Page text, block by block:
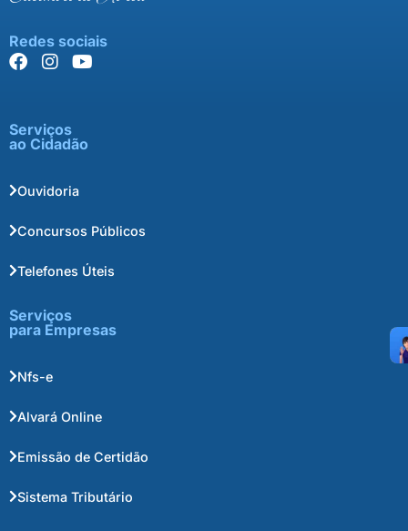
Redes sociais
Serviços
ao Cidadão
Ouvidoria
Concursos Públicos
Telefones Úteis
Serviços
para Empresas
Nfs-e
Alvará Online
Emissão de Certidão
Sistema Tributário